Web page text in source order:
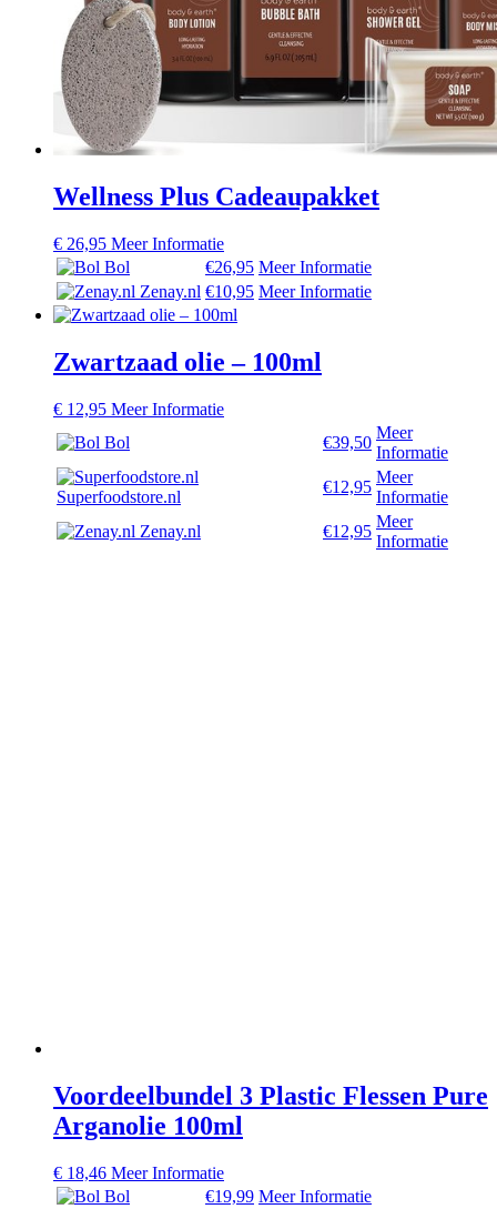
Wellness Plus Cadeaupakket
€ 26,95 Meer Informatie
Bol
€26,95 Meer Informatie
Zenay.nl €10,95 Meer Informatie
Zwartzaad olie – 100ml
€ 12,95 Meer Informatie
Bol
€39,50
Meer
Informatie
Superfoodstore.nl
€12,95
Meer
Informatie
Zenay.nl
€12,95
Meer
Informatie
Voordeelbundel 3 Plastic Flessen Pure
Arganolie 100ml
€ 18,46 Meer Informatie
Bol
€19,99 Meer Informatie